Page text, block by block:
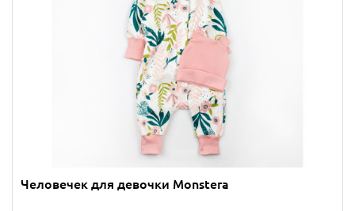
Человечек для девочки Monstera